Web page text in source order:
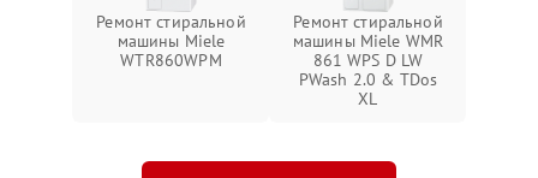
Ремонт стиральной
машины Miele
WTR860WPM
Ремонт стиральной
машины Miele WMR
861 WPS D LW
PWash 2.0 & TDos
XL